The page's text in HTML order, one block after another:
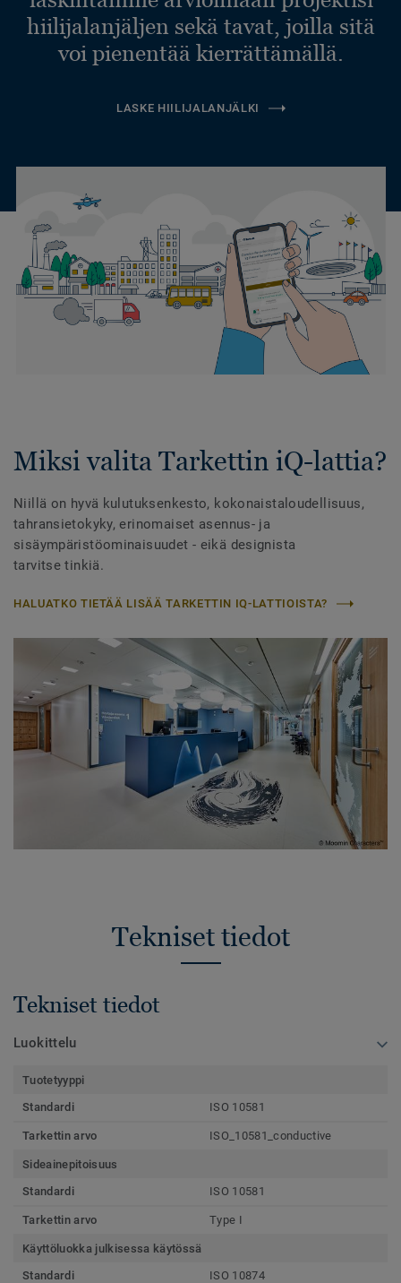
hiilijalanjäljen sekä tavat, joilla sitä
voi pienentää kierrättämällä.
LASKE HIILIJALANJÄLKI
Miksi valita Tarkettin iQ-lattia?
Niillä on hyvä kulutuksenkesto, kokonaistaloudellisuus,
tahransietokyky, erinomaiset asennus- ja
sisäympäristöominaisuudet - eikä designista
tarvitse tinkiä.
HALUATKO TIETÄÄ LISÄÄ TARKETTIN IQ-LATTIOISTA?
Tekniset tiedot
Tekniset tiedot
Luokittelu
Tuotetyyppi
Standardi
ISO 10581
Tarkettin arvo ISO_10581_conductive
Sideainepitoisuus
Standardi
ISO 10581
Tarkettin arvo Type I
Käyttöluokka julkisessa käytössä
Standardi
ISO 10874